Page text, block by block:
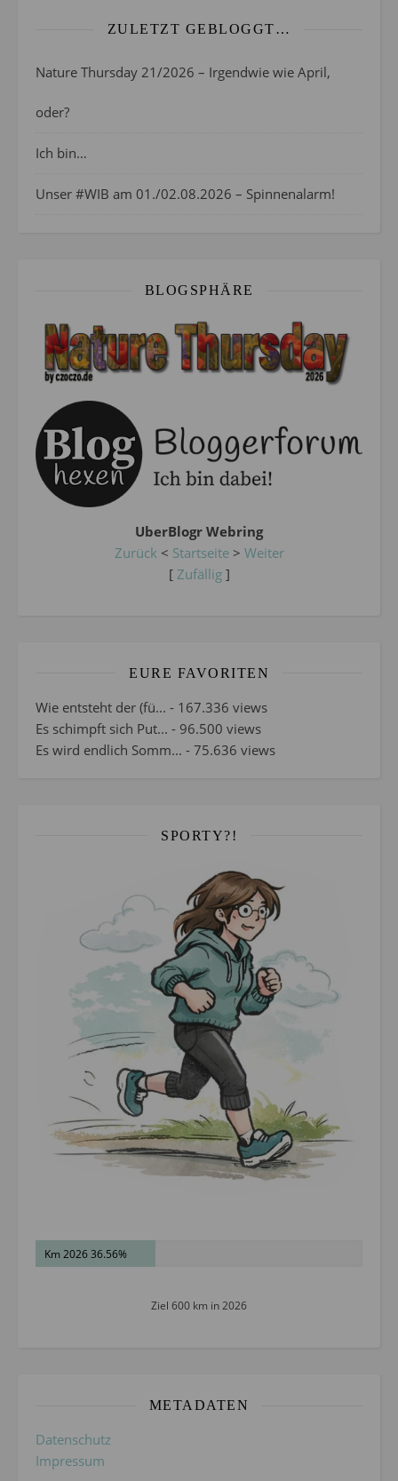
ZULETZT GEBLOGGT…
Nature Thursday 21/2026 – Irgendwie wie April,
oder?
Ich bin…
Unser #WIB am 01./02.08.2026 – Spinnenalarm!
BLOGSPHÄRE
UberBlogr Webring
Zurück < Startseite> Weiter
[ Zufällig]
EURE FAVORITEN
Wie entsteht der (fü... - 167.336 views
Es schimpft sich Put... - 96.500 views
Es wird endlich Somm... - 75.636 views
SPORTY?!
Km 2026 36.56%
Ziel 600 km in 2026
METADATEN
Datenschutz
Impressum